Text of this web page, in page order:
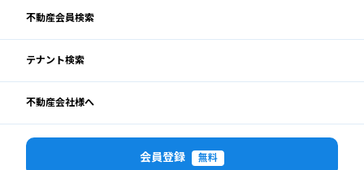
不動産会員検索
テナント検索
不動産会社様へ
会員登録 無料